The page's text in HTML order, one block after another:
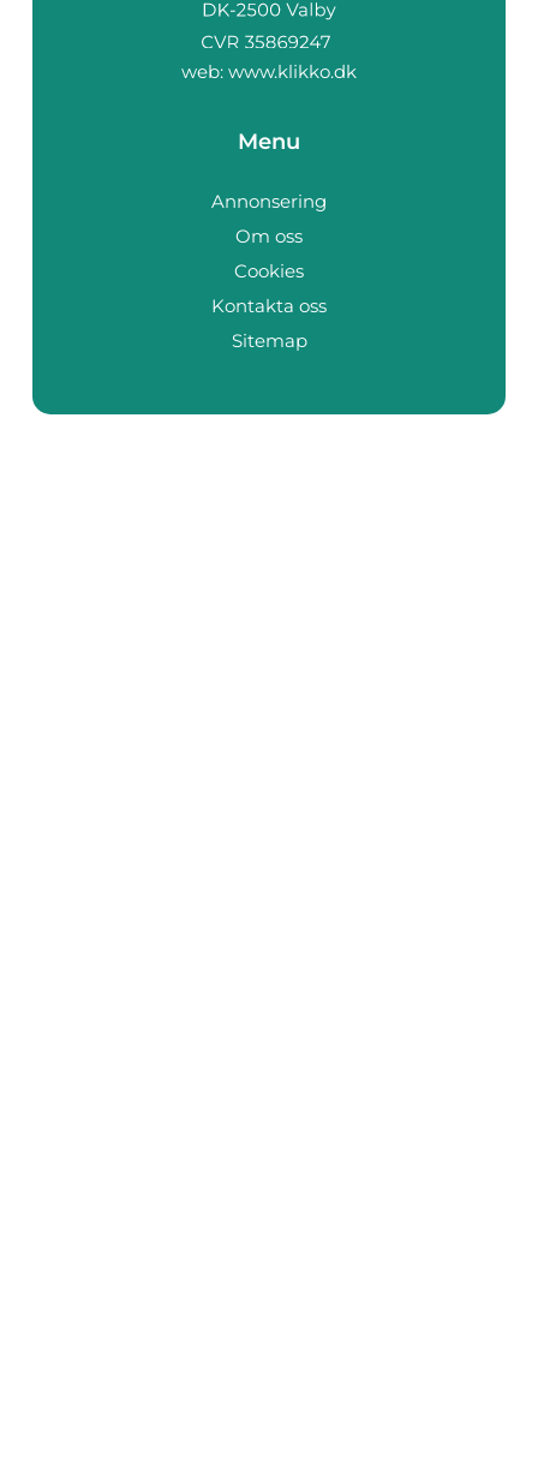
web: www.klikko.dk
Menu
Annonsering
Om oss
Cookies
Kontakta oss
Sitemap